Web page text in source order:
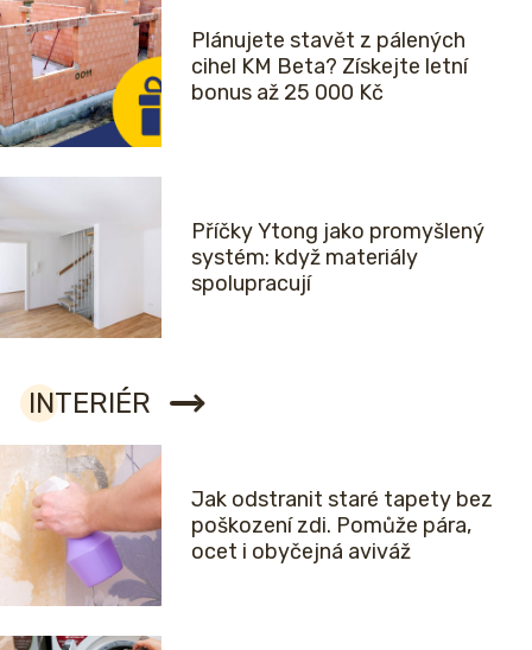
Plánujete stavět z pálených
cihel KM Beta? Získejte letní
bonus až 25 000 Kč
Příčky Ytong jako promyšlený
systém: když materiály
spolupracují
INTERIÉR
Jak odstranit staré tapety bez
poškození zdi. Pomůže pára,
ocet i obyčejná aviváž